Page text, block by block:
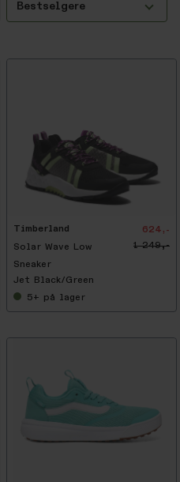
Bestselgere
Timberland
Solar Wave Low
Sneaker
624,-
1 249,-
Jet Black/Green
5+ på lager